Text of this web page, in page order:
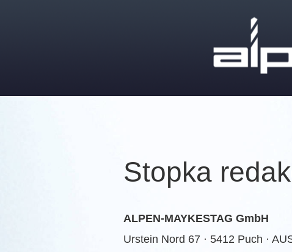
Stopka
ALPEN-MAYKESTAG GmbH
Urstein Nord 67 · 5412 Puch ·